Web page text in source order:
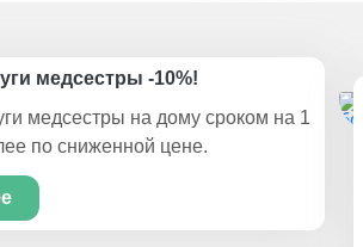
медсестры -10%!
медсестры на дому сроком на 1
по сниженной цене.